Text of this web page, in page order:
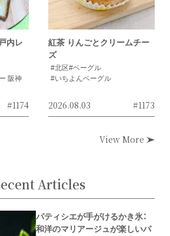
内レ
阪神
#1174
紅茶 りんごとクリームチー
ズ
#北区#ベーグル
#いちよんベーグル
2026.08.03 #1173
View More
Articles
パティシエが手がけるかき氷：
和洋のマリアージュが楽しいパ